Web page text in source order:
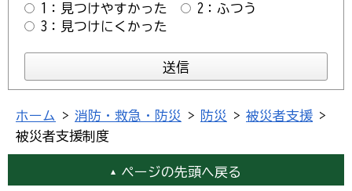
1：見つけやすかった
2：ふつう
3：見つけにくかった
ホーム > 消防・救急・防災 > 防災 > 被災者支援 >
被災者支援制度
ページの先頭へ戻る